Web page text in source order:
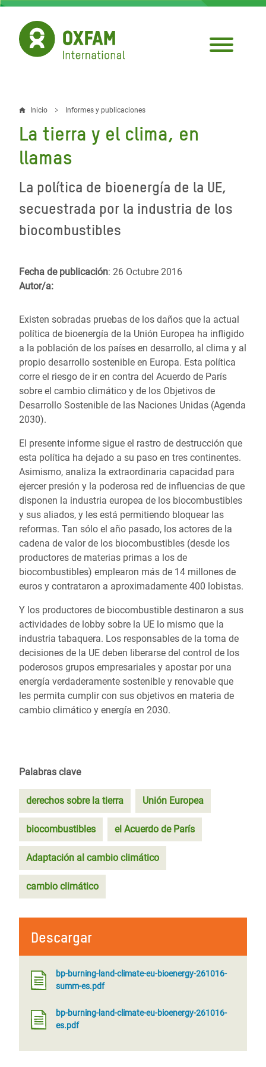
Pasar
contenido
principal
Sobrescribir
enlaces
de
ayuda
a
la
Inicio Informes y publicaciones
La tierra y el clima, en
llamas
La política de bioenergía de la UE,
secuestrada por la industria de los
biocombustibles
Fecha de publicación: 26 Octubre 2016
Autor/a:
Existen sobradas pruebas de los daños que la actual
política de bioenergía de la Unión Europea ha infligido
a la población de los países en desarrollo, al clima y al
propio desarrollo sostenible en Europa. Esta política
corre el riesgo de ir en contra del Acuerdo de París
sobre el cambio climático y de los Objetivos de
Desarrollo Sostenible de las Naciones Unidas (Agenda
2030).
El presente informe sigue el rastro de destrucción que
esta política ha dejado a su paso en tres continentes.
Asimismo, analiza la extraordinaria capacidad para
ejercer presión y la poderosa red de influencias de que
disponen la industria europea de los biocombustibles
y sus aliados, y les está permitiendo bloquear las
reformas. Tan sólo el año pasado, los actores de la
cadena de valor de los biocombustibles (desde los
productores de materias primas a los de
biocombustibles) emplearon más de 14 millones de
euros y contrataron a aproximadamente 400 lobistas.
Y los productores de biocombustible destinaron a sus
actividades de lobby sobre la UE lo mismo que la
industria tabaquera. Los responsables de la toma de
decisiones de la UE deben liberarse del control de los
poderosos grupos empresariales y apostar por una
energía verdaderamente sostenible y renovable que
les permita cumplir con sus objetivos en materia de
cambio climático y energía en 2030.
Palabras clave
derechos sobre la tierra Unión Europea
biocombustibles el Acuerdo de París
Adaptación al cambio climático
cambio climático
Descargar
bp-burning-land-climate-eu-bioenergy-261016-
summ-es.pdf
bp-burning-land-climate-eu-bioenergy-261016-
es.pdf